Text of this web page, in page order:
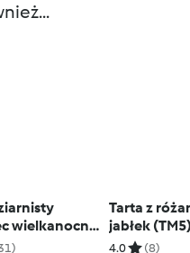
wielkanocny
i łososiem
Tarta z
jabłek
4.0 (8)